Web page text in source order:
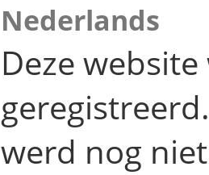
Nederlands
Deze
werd nog